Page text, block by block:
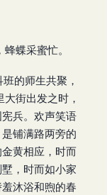
蝶采蜜忙。
的师生共聚，
街出发之时，
兵。欢声笑语
铺满路两旁的
黄相应，时而
，时而如小家
沐浴和煦的春